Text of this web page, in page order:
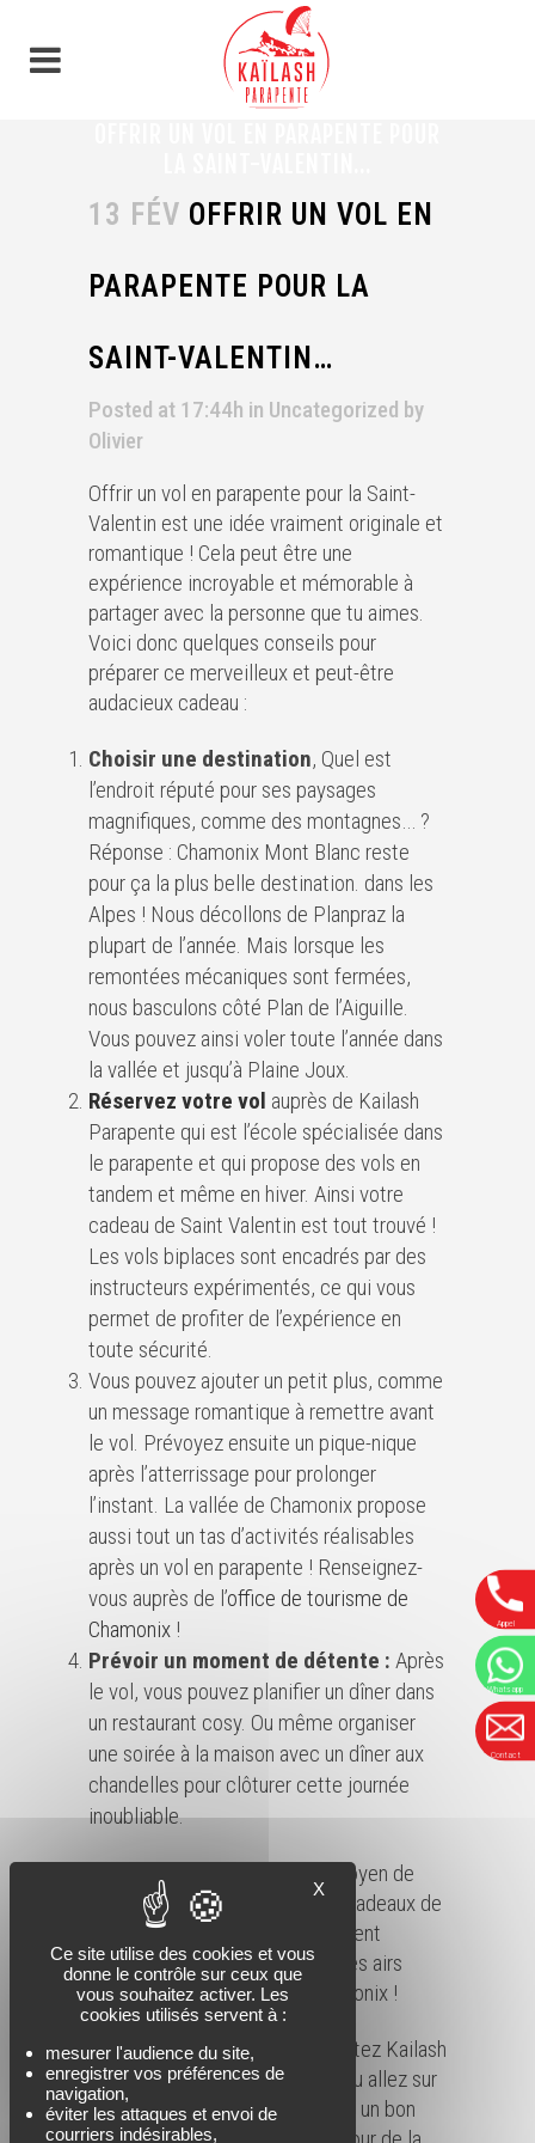
13 FÉV OFFRIR UN VOL EN
PARAPENTE POUR LA
SAINT-VALENTIN…
Posted at 17:44h in Uncategorized by
Olivier
Offrir un vol en parapente pour la Saint-
Valentin est une idée vraiment originale et
romantique ! Cela peut être une
expérience incroyable et mémorable à
partager avec la personne que tu aimes.
Voici donc quelques conseils pour
préparer ce merveilleux et peut-être
audacieux cadeau :
Choisir une destination, Quel est
l’endroit réputé pour ses paysages
magnifiques, comme des montagnes… ?
Réponse : Chamonix Mont Blanc reste
pour ça la plus belle destination. dans les
Alpes ! Nous décollons de Planpraz la
plupart de l’année. Mais lorsque les
remontées mécaniques sont fermées,
nous basculons côté Plan de l’Aiguille.
Vous pouvez ainsi voler toute l’année dans
la vallée et jusqu’à Plaine Joux.
Réservez votre vol auprès de Kailash
Parapente qui est l’école spécialisée dans
le parapente et qui propose des vols en
tandem et même en hiver. Ainsi votre
cadeau de Saint Valentin est tout trouvé !
Les vols biplaces sont encadrés par des
instructeurs expérimentés, ce qui vous
permet de profiter de l’expérience en
toute sécurité.
Vous pouvez ajouter un petit plus, comme
un message romantique à remettre avant
le vol. Prévoyez ensuite un pique-nique
après l’atterrissage pour prolonger
l’instant. La vallée de Chamonix propose
aussi tout un tas d’activités réalisables
après un vol en parapente ! Renseignez-
vous auprès de l’office de tourisme de
Chamonix !
Prévoir un moment de détente : Après
le vol, vous pouvez planifier un dîner dans
un restaurant cosy. Ou même organiser
une soirée à la maison avec un dîner aux
chandelles pour clôturer cette journée
inoubliable.
Ça pourrait être un excellent moyen de
sortir des idées classiques de cadeaux de
Saint-Valentin. Et offrir un moment
d’aventure et de partage dans les airs
avec Kailash Parapente à Chamonix !
Si vous êtes intéressés, contactez Kailash
Parapente au 07 69 68 25 85. Ou allez sur
notre site internet pour réserver un bon
Appel
Whatsapp
Contact
Panneau de gestion des cookies
X
Ce site utilise des cookies et vous
donne le contrôle sur ceux que
vous souhaitez activer. Les
cookies utilisés servent à :
mesurer l'audience du site,
enregistrer vos préférences de
navigation,
éviter les attaques et envoi de
courriers indésirables,